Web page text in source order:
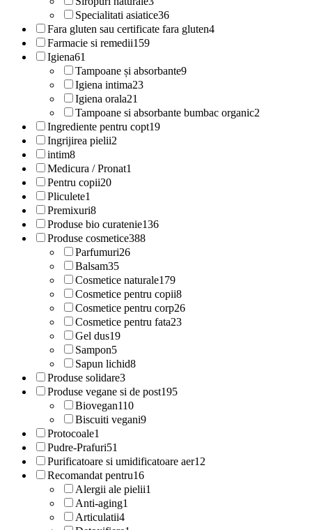
Specialitati asiatice36
Fara gluten sau certificate fara gluten4
Farmacie si remedii159
Igiena61
Tampoane și absorbante9
Igiena intima23
Igiena orala21
Tampoane si absorbante bumbac organic2
Ingrediente pentru copt19
Ingrijirea pielii2
intim8
Medicura / Pronat1
Pentru copii20
Pliculete1
Premixuri8
Produse bio curatenie136
Produse cosmetice388
Parfumuri26
Balsam35
Cosmetice naturale179
Cosmetice pentru copii8
Cosmetice pentru corp26
Cosmetice pentru fata23
Gel dus19
Sampon5
Sapun lichid8
Produse solidare3
Produse vegane si de post195
Biovegan110
Biscuiti vegani9
Protocoale1
Pudre-Prafuri51
Purificatoare si umidificatoare aer12
Recomandat pentru16
Alergii ale pielii1
Anti-aging1
Articulatii4